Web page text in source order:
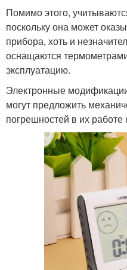
Помимо этого,
поскольку она может
прибора, хоть и
оснащаются
эксплуатацию.
Электронные
могут предложить
погрешностей в их работе